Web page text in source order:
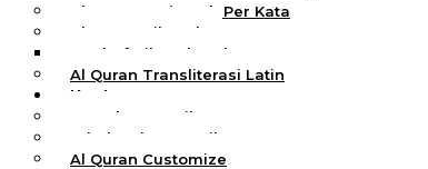
Al Quran Terjemah Per Kata
Al Quran Tilawah
Mushaf Tilawah Quba
Al Quran Transliterasi Latin
Kemitraan
Rumah Syaamil
Wholesale & Retail
Al Quran Customize